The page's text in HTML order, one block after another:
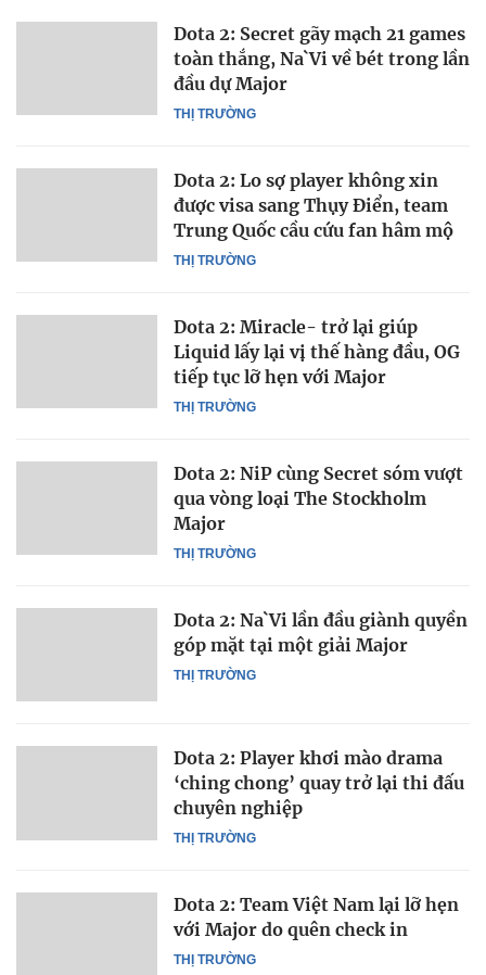
THỊ TRƯỜNG
Dota 2: Secret gãy mạch 21 games
toàn thắng, Na`Vi về bét trong lần
đầu dự Major
THỊ TRƯỜNG
Dota 2: Lo sợ player không xin
được visa sang Thụy Điển, team
Trung Quốc cầu cứu fan hâm mộ
THỊ TRƯỜNG
Dota 2: Miracle- trở lại giúp
Liquid lấy lại vị thế hàng đầu, OG
tiếp tục lỡ hẹn với Major
THỊ TRƯỜNG
Dota 2: NiP cùng Secret sóm vượt
qua vòng loại The Stockholm
Major
THỊ TRƯỜNG
Dota 2: Na`Vi lần đầu giành quyền
góp mặt tại một giải Major
THỊ TRƯỜNG
Dota 2: Player khơi mào drama
‘ching chong’ quay trở lại thi đấu
chuyên nghiệp
THỊ TRƯỜNG
Dota 2: Team Việt Nam lại lỡ hẹn
với Major do quên check in